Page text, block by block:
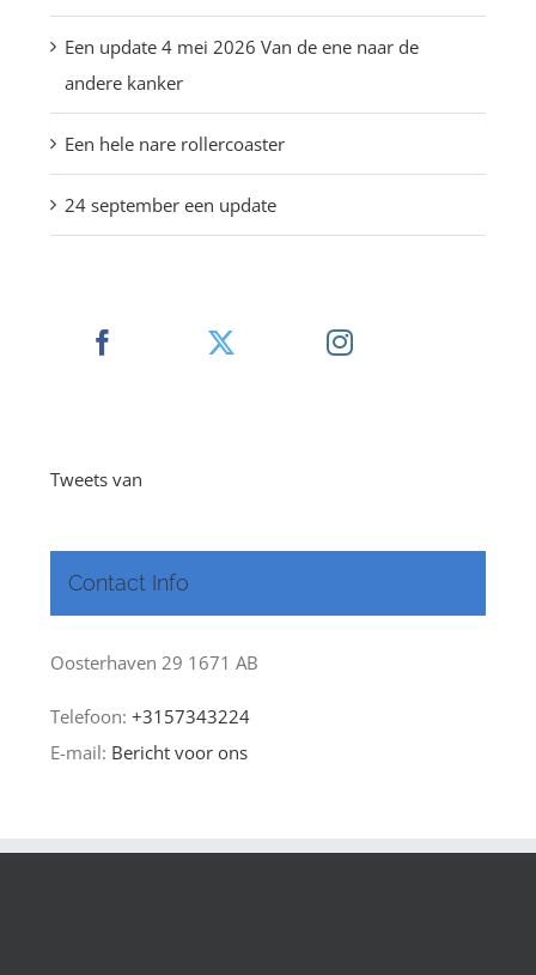
Een update 4 mei 2026 Van de ene naar de
andere kanker
Een hele nare rollercoaster
24 september een update
Tweets van
Contact Info
Oosterhaven 29 1671 AB
Telefoon: +3157343224
E-mail: Bericht voor ons